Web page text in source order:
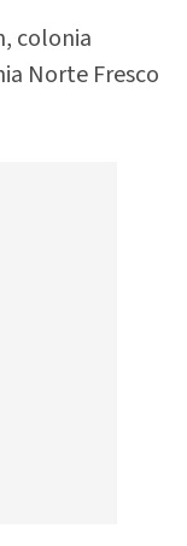
colonia
Norte Fresco